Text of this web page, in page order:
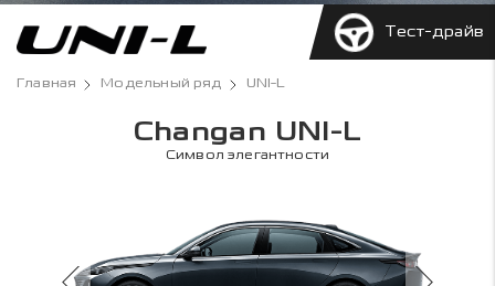
Тест-драйв
Главная Модельный ряд UNI-L
Changan UNI-L
Символ элегантности